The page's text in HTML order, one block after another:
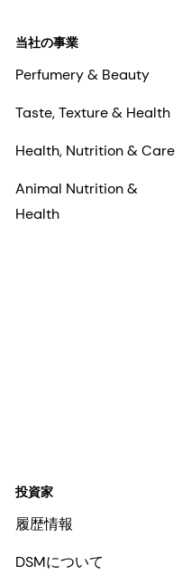
当社の事業
Perfumery & Beauty
Taste, Texture & Health
Health, Nutrition & Care
Animal Nutrition &
Health
投資家
履歴情報
DSMについて